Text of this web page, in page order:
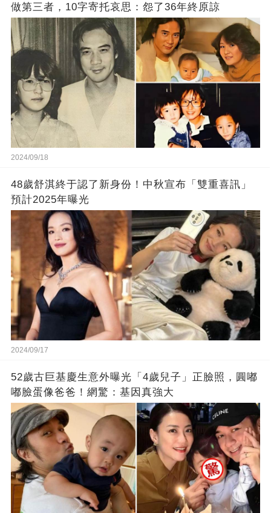
做第三者，10字寄托哀思：怨了36年終原諒
2024/09/18
48歲舒淇終于認了新身份！中秋宣布「雙重喜訊」
預計2025年曝光
2024/09/17
52歲古巨基慶生意外曝光「4歲兒子」正臉照，圓嘟
嘟臉蛋像爸爸！網驚：基因真強大